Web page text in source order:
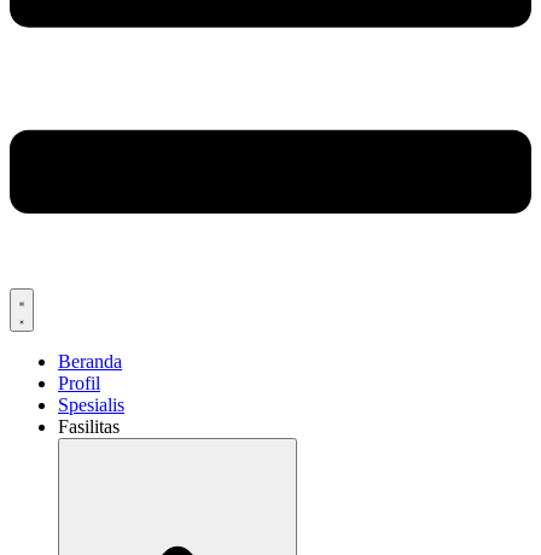
Beranda
Profil
Spesialis
Fasilitas